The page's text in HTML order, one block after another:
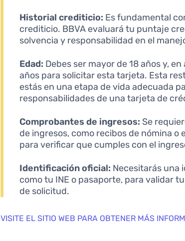
Historial crediticio: Es fundamental
crediticio. BBVA evaluará tu puntaje
solvencia y responsabilidad en el
Edad: Debes ser mayor de 18 años y,
años para solicitar esta tarjeta. Esta
estás en una etapa de vida adecuada
responsabilidades de una tarjeta de
Comprobantes de ingresos: Se
de ingresos, como recibos de nómina o
para verificar que cumples con el
Identificación oficial: Necesitarás una
como tu INE o pasaporte, para validar
de solicitud.
VISITE EL SITIO WEB PARA OBTENER MÁS